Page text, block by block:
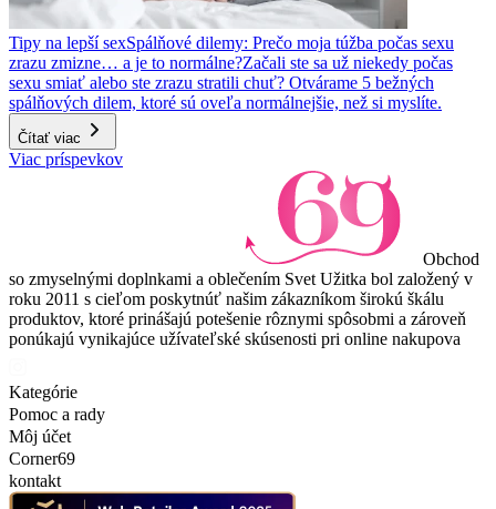
Tipy na lepší sexSpálňové dilemy: Prečo moja túžba počas sexu
zrazu zmizne… a je to normálne?Začali ste sa už niekedy počas
sexu smiať alebo ste zrazu stratili chuť? Otvárame 5 bežných
spálňových dilem, ktoré sú oveľa normálnejšie, než si myslíte.
Čítať viac
Viac príspevkov
Obchod
so zmyselnými doplnkami a oblečením Svet Užitka bol založený v
roku 2011 s cieľom poskytnúť našim zákazníkom širokú škálu
produktov, ktoré prinášajú potešenie rôznymi spôsobmi a zároveň
ponúkajú vynikajúce užívateľské skúsenosti pri online nakupova
Kategórie
Pomoc a rady
Môj účet
Corner69
kontakt